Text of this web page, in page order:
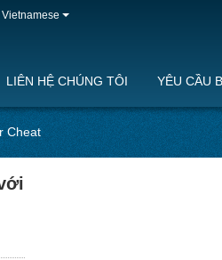
Vietnamese
LIÊN HỆ CHÚNG TÔI YÊU CẦU
Cheat